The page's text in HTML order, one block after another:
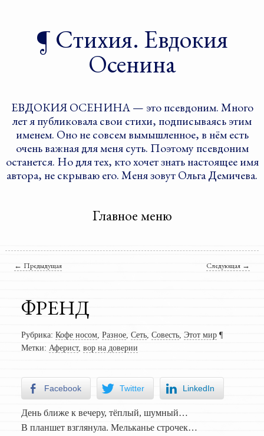
Стихия. Евдокия
Осенина
ЕВДОКИЯ ОСЕНИНА — это псевдоним. Много
лет я публиковала свои стихи, подписываясь этим
именем. Оно не совсем вымышленное, в нём есть
очень важная для меня суть. Поэтому псевдоним
останется. Но для тех, кто хочет знать настоящее имя
автора, не скрываю его. Меня зовут Ольга Демичева.
Главное меню
Навигация по записям
← Предыдущая Следующая →
ФРЕНД
Рубрика: Кофе носом, Разное, Сеть, Совесть, Этот мир ¶
Метки: Аферист, вор на доверии
Facebook Twitter LinkedIn
День ближе к вечеру, тёплый, шумный…
В планшет взглянула. Мельканье строчек…